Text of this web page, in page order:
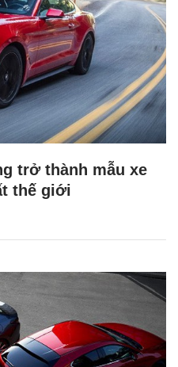
trở thành mẫu xe
thế giới